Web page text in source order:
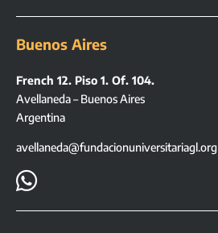
Buenos Aires
French 12. Piso 1. Of. 104.
Avellaneda – Buenos Aires
Argentina
avellaneda@fundacionuniversitariagl.org
